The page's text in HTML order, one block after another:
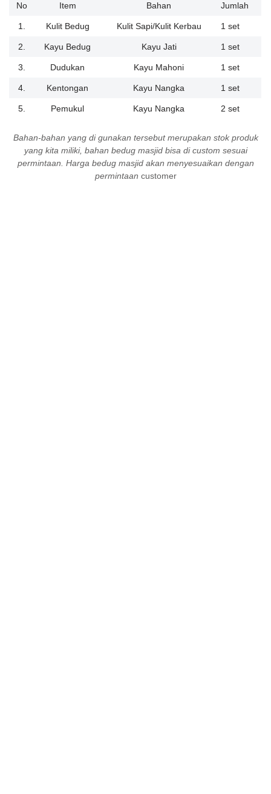
No Item Bahan Jumlah
1. Kulit Bedug Kulit Sapi/Kulit Kerbau 1 set
2. Kayu Bedug Kayu Jati 1 set
3. Dudukan Kayu Mahoni 1 set
4. Kentongan Kayu Nangka 1 set
5. Pemukul Kayu Nangka 2 set
Bahan-bahan yang di gunakan tersebut merupakan stok produk
yang kita miliki, bahan bedug masjid bisa di custom sesuai
permintaan. Harga bedug masjid akan menyesuaikan dengan
permintaan customer